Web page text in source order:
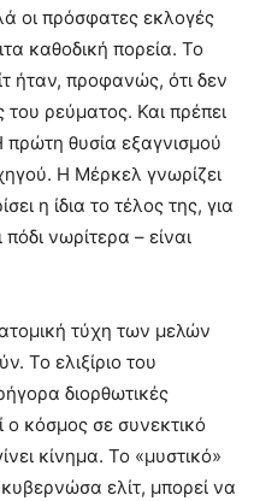
οι πρόσφατες εκλογές
καθοδική πορεία. Το
ήταν, προφανώς, ότι δεν
ρεύματος. Και πρέπει
θυσία εξαγνισμού
Η Μέρκελ γνωρίζει
η ίδια το τέλος της, για
νωρίτερα – είναι
τύχη των μελών
Το ελιξίριο του
διορθωτικές
ο κόσμος σε συνεκτικό
κίνημα. Το «μυστικό»
ελίτ, μπορεί να